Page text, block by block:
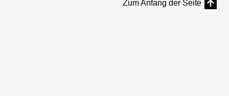
Zum Anfang der Seite